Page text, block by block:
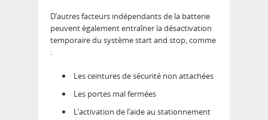
D’autres facteurs indépendants de la batterie
peuvent également entraîner la désactivation
temporaire du système start and stop, comme
:
Les ceintures de sécurité non attachées
Les portes mal fermées
L’activation de l’aide au stationnement